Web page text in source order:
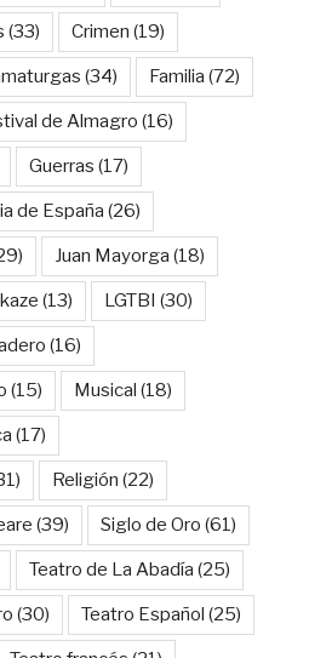
(33) Crimen (19)
(34) Familia (72)
de Almagro (16)
Guerras (17)
de España (26)
Juan Mayorga (18)
(13) LGTBI (30)
(16)
(15) Musical (18)
(17)
Religión (22)
(39) Siglo de Oro (61)
Teatro de La Abadía (25)
(30) Teatro Español (25)